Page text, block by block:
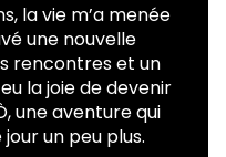
la vie m’a menée
une nouvelle
rencontres et un
la joie de devenir
une aventure qui
un peu plus.